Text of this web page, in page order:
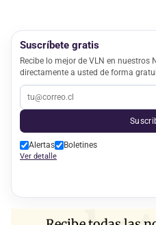
Suscríbete gratis
Recibe lo mejor de VLN en nuestros
directamente a usted de forma
Alertas Boletines
Ver detalle